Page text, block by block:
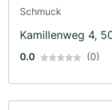
Schmuck
Kamillenweg 4,
0.0 (0)